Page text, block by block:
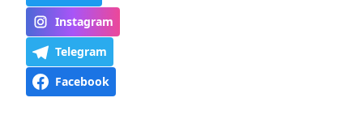
Instagram
Telegram
Facebook